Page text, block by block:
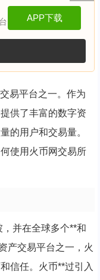
APP下载
易平台之一。作为
供了丰富的数字资
的用户和交易量。
使用火币网交易所
并在全球多个**和
产交易平台之一，火
信任。火币**过引入